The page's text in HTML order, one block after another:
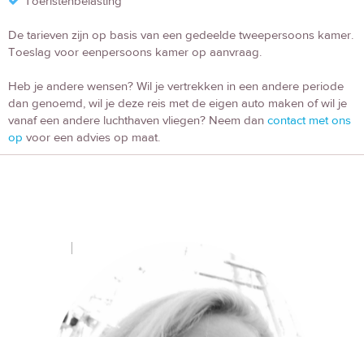
De tarieven zijn op basis van een gedeelde tweepersoons kamer.
Toeslag voor eenpersoons kamer op aanvraag.
Heb je andere wensen? Wil je vertrekken in een andere periode
dan genoemd, wil je deze reis met de eigen auto maken of wil je
vanaf een andere luchthaven vliegen? Neem dan contact met ons
op voor een advies op maat.